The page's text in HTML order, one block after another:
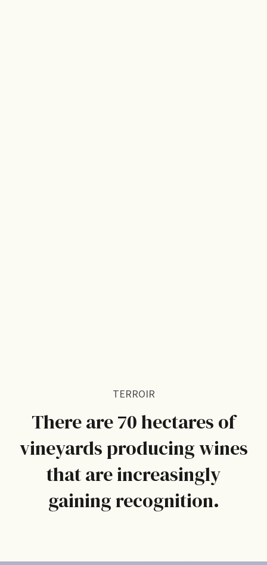
TERROIR
There are 70 hectares of
vineyards producing wines
that are increasingly
gaining recognition.